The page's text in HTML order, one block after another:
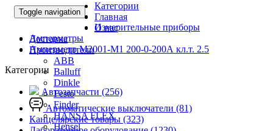
Toggle navigation
Категории
Главная
О нас
Доставка
Производители
ABB
Balluff
Dinkle
Festo
Finder
HANSA FLEX
Hensel
Измерительные приборы
Амперметры
Амперметр М2001-М1 200-0-200А кл.т. 2.5
Категории
Автозапчасти (256)
Автоматические выключатели (81)
Канцелярские товары (323)